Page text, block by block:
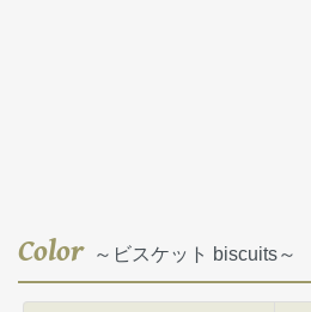
Color～ビスケット biscuits～